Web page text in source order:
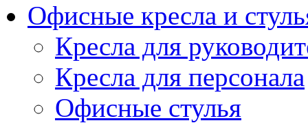
Офисные кресла и
Кресла для
Кресла для персонала
Офисные стулья